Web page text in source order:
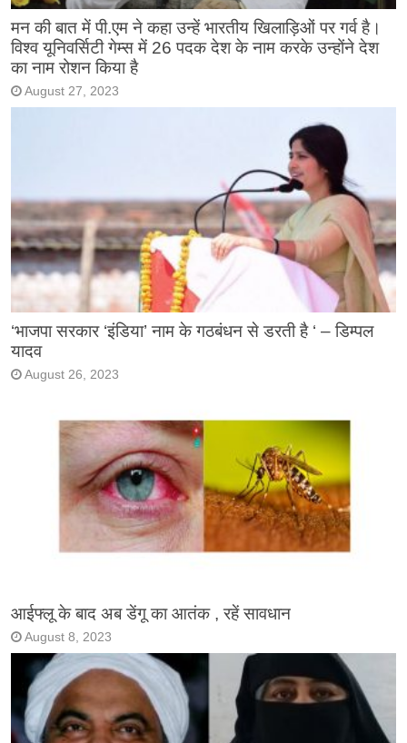
मन की बात में पी.एम ने कहा उन्हें भारतीय खिलाड़िओं पर गर्व है।
विश्व यूनिवर्सिटी गेम्स में 26 पदक देश के नाम करके उन्होंने देश
का नाम रोशन किया है
August 27, 2023
‘भाजपा सरकार ‘इंडिया’ नाम के गठबंधन से डरती है ‘ – डिम्पल
यादव
August 26, 2023
आईफ्लू के बाद अब डेंगू का आतंक , रहें सावधान
August 8, 2023